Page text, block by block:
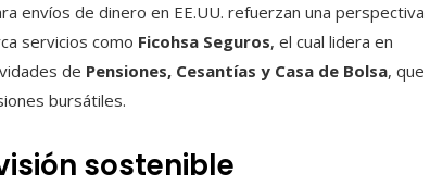
envíos de dinero en EE.UU. refuerzan una perspectiva
servicios como Ficohsa Seguros, el cual lidera en
de Pensiones, Cesantías y Casa de Bolsa, que
bursátiles.
sostenible